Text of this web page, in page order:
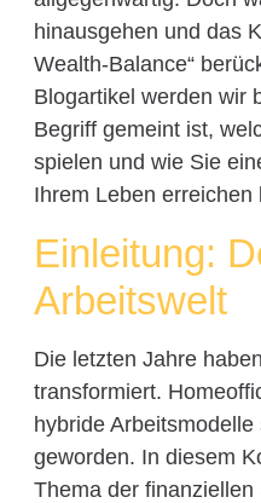
hinausgehen und das
Wealth-Balance“
Blogartikel werden wir
Begriff gemeint ist,
spielen und wie Sie
Ihrem Leben erreichen
Einleitung:
Arbeitswelt
Die letzten Jahre
transformiert.
hybride
geworden. In diesem
Thema der